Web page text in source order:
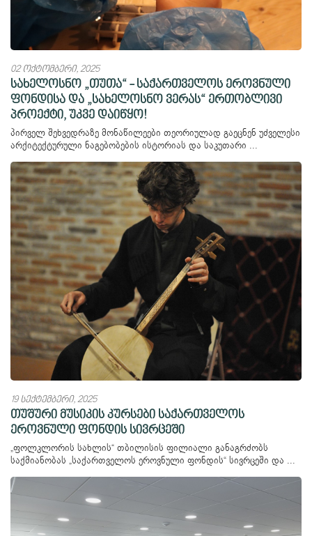
02 ოქტომბერი, 2025
სახელოსნო „თუთა“ - საქართველოს ეროვნული
ფონდისა და „სახელოსნო ვერას“ ერთობლივი
პროექტი, უკვე დაიწყო!
პირველ შეხვედრაზე მონაწილეები თეორიულად გაეცნენ უძველესი
არქიტექტურული ნაგებობების ისტორიას და საკუთარი ...
19 სექტემბერი, 2025
თუშური მუსიკის კურსები საქართველოს
ეროვნული ფონდის სივრცეში
„ფოლკლორის სახლის“ თბილისის ფილიალი განაგრძობს
საქმიანობას „საქართველოს ეროვნული ფონდის“ სივრცეში და ...